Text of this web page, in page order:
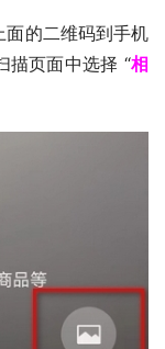
面的二维码到手机
描页面中选择 “相